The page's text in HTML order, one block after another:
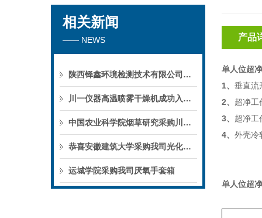
相关新闻
—— NEWS
陕西铎鑫环境检测技术有限公司采购我司全自动液液萃取仪
川一仪器高温喷雾干燥机成功入驻鄱阳职业学院，助力职业教育实训平台升级
中国农业科学院烟草研究采购川一仪器喷雾干燥机
恭喜安徽建筑大学采购我司光化学反应仪
运城学院采购我司厌氧手套箱
产品
单人位超
1、 垂直流
2、 超净工
3、 超净工
4、 外壳冷
单人位超